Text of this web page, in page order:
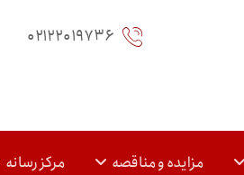
۰۲۱۲۲۰۱۹۷۳۶
مزایده و مناقصه مرکز رسانه